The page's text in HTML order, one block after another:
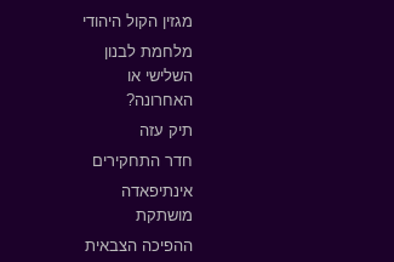
מגזין הקול היהודי
מלחמת לבנון
השלישי או
האחרונה?
תיק עזה
חדר התחקירים
אינתיפאדה
מושתקת
ההפיכה הצבאית